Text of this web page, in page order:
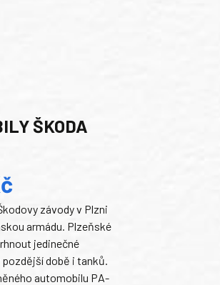
ŠKODA
závody v Plzni
armádu. Plzeňské
jedinečné
době i tanků.
automobilu PA-